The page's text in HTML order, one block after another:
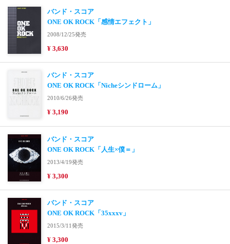
バンド・スコア
ONE OK ROCK「感情エフェクト」
2008/12/25発売
¥ 3,630
バンド・スコア
ONE OK ROCK「Nicheシンドローム」
2010/6/26発売
¥ 3,190
バンド・スコア
ONE OK ROCK「人生×僕＝」
2013/4/19発売
¥ 3,300
バンド・スコア
ONE OK ROCK「35xxxv」
2015/3/11発売
¥ 3,300